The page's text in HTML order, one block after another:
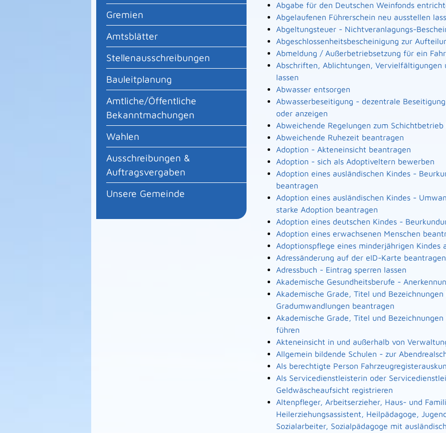
Gremien
Amtsblätter
Stellenausschreibungen
Bauleitplanung
Amtliche/Öffentliche
Bekanntmachungen
Wahlen
Ausschreibungen &
Auftragsvergaben
Unsere Gemeinde
Abgabe für den Deutschen Weinfonds
Abgelaufenen Führerschein neu ausstellen
Abgeltungsteuer - Nichtveranlagungs-
Abgeschlossenheitsbescheinigung zur
Abmeldung / Außerbetriebsetzung für ein
Abschriften, Ablichtungen,
lassen
Abwasser entsorgen
Abwasserbeseitigung - dezentrale
oder anzeigen
Abweichende Regelungen zum
Abweichende Ruhezeit beantragen
Adoption - Akteneinsicht beantragen
Adoption - sich als Adoptiveltern bewerben
Adoption eines ausländischen Kindes -
beantragen
Adoption eines ausländischen Kindes -
starke Adoption beantragen
Adoption eines deutschen Kindes -
Adoption eines erwachsenen Menschen
Adoptionspflege eines minderjährigen Kindes
Adressänderung auf der eID-Karte beantragen
Adressbuch - Eintrag sperren lassen
Akademische Gesundheitsberufe -
Akademische Grade, Titel und
Gradumwandlungen beantragen
Akademische Grade, Titel und
führen
Akteneinsicht in und außerhalb von
Allgemein bildende Schulen - zur
Als berechtigte Person
Als Servicedienstleisterin oder
Geldwäscheaufsicht registrieren
Altenpfleger, Arbeitserzieher, Haus- und
Heilerziehungsassistent, Heilpädagoge,
Sozialarbeiter, Sozialpädagoge mit